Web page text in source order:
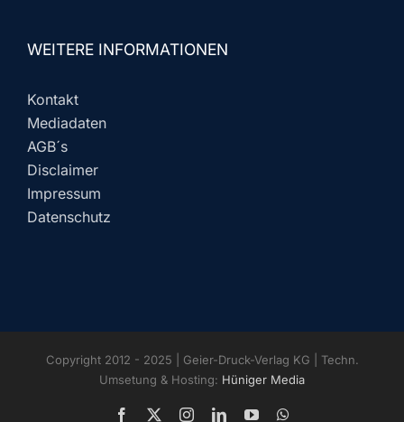
WEITERE INFORMATIONEN
Kontakt
Mediadaten
AGB´s
Disclaimer
Impressum
Datenschutz
Copyright 2012 - 2025 | Geier-Druck-Verlag KG | Techn.
Umsetung & Hosting: Hüniger Media
Facebook InstagramLinkedInYouTube